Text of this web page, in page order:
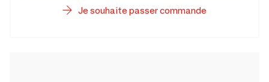
Je souhaite passer commande